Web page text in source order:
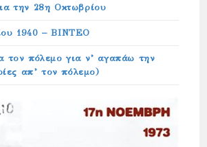
την 28η Οκτωβρίου
1940 – ΒΙΝΤΕΟ
τον πόλεμο για ν’ αγαπάω την
απ’ τον πόλεμο)